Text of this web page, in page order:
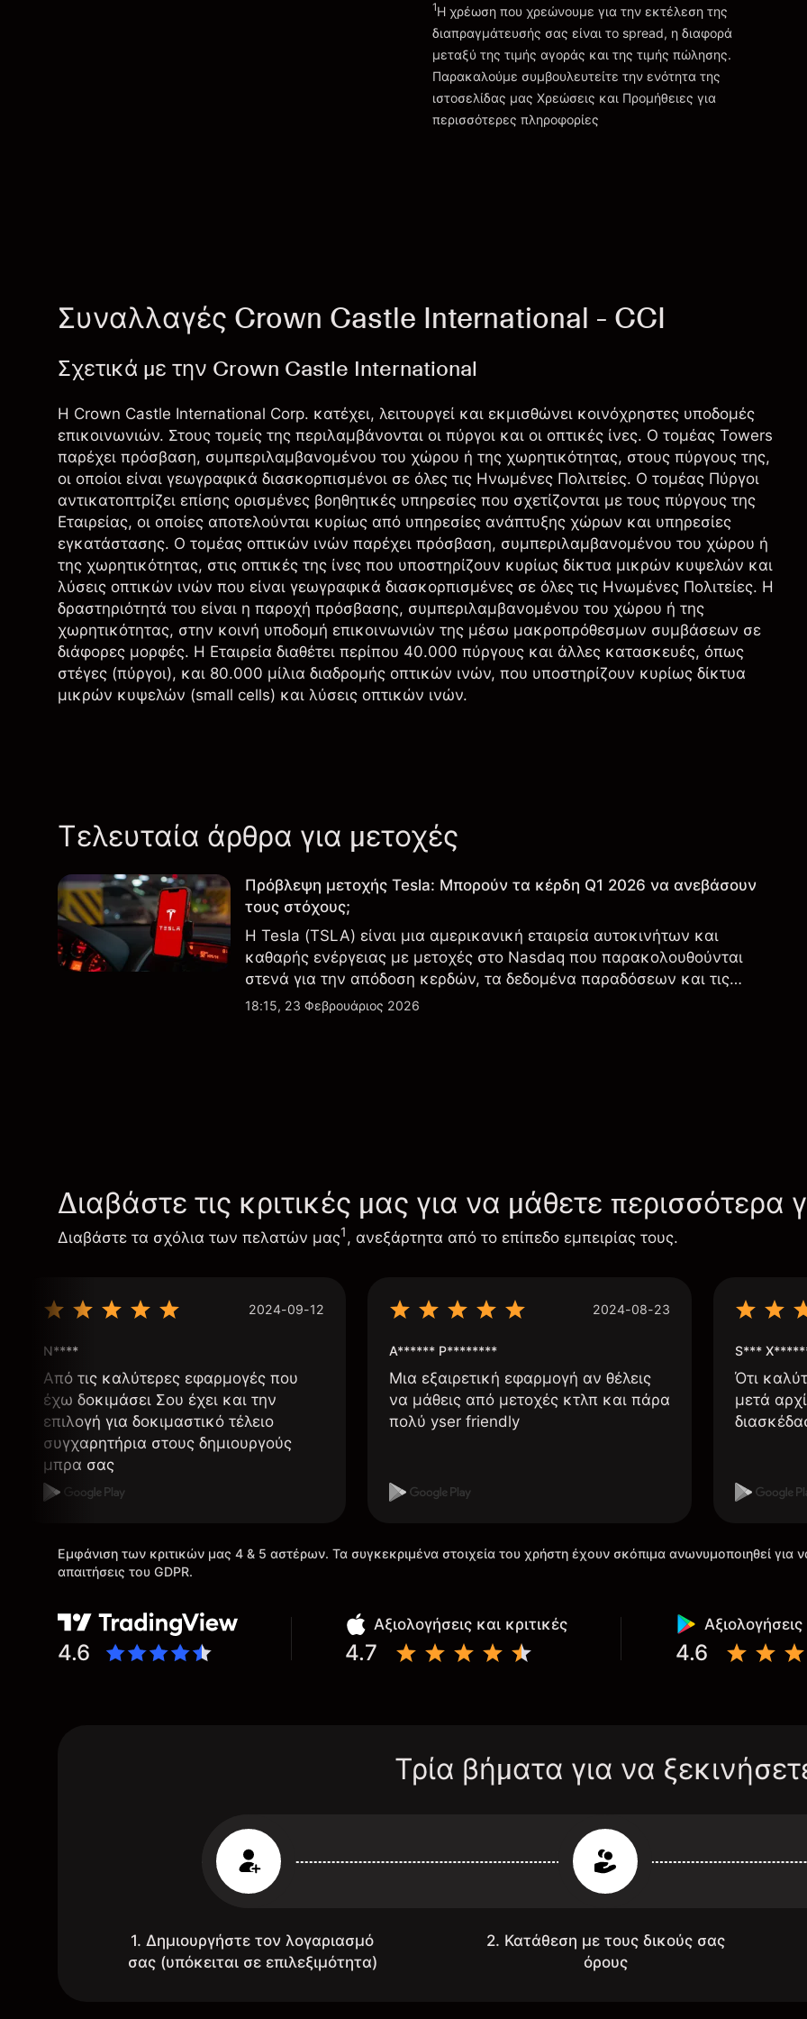
Χρεώσεις και Τέλη
1Η χρέωση που χρεώνουμε για την εκτέλεση της
διαπραγμάτευσής σας είναι το spread, η διαφορά
μεταξύ της τιμής αγοράς και της τιμής πώλησης.
Παρακαλούμε συμβουλευτείτε την ενότητα της
ιστοσελίδας μας Χρεώσεις και Προμήθειες για
περισσότερες πληροφορίες
Συναλλαγές Crown Castle International - CCI
Σχετικά με την Crown Castle International
Η Crown Castle International Corp. κατέχει, λειτουργεί και εκμισθώνει κοινόχρηστες υποδομές
επικοινωνιών. Στους τομείς της περιλαμβάνονται οι πύργοι και οι οπτικές ίνες. Ο τομέας Towers
παρέχει πρόσβαση, συμπεριλαμβανομένου του χώρου ή της χωρητικότητας, στους πύργους της,
οι οποίοι είναι γεωγραφικά διασκορπισμένοι σε όλες τις Ηνωμένες Πολιτείες. Ο τομέας Πύργοι
αντικατοπτρίζει επίσης ορισμένες βοηθητικές υπηρεσίες που σχετίζονται με τους πύργους της
Εταιρείας, οι οποίες αποτελούνται κυρίως από υπηρεσίες ανάπτυξης χώρων και υπηρεσίες
εγκατάστασης. Ο τομέας οπτικών ινών παρέχει πρόσβαση, συμπεριλαμβανομένου του χώρου ή
της χωρητικότητας, στις οπτικές της ίνες που υποστηρίζουν κυρίως δίκτυα μικρών κυψελών και
λύσεις οπτικών ινών που είναι γεωγραφικά διασκορπισμένες σε όλες τις Ηνωμένες Πολιτείες. Η
δραστηριότητά του είναι η παροχή πρόσβασης, συμπεριλαμβανομένου του χώρου ή της
χωρητικότητας, στην κοινή υποδομή επικοινωνιών της μέσω μακροπρόθεσμων συμβάσεων σε
διάφορες μορφές. Η Εταιρεία διαθέτει περίπου 40.000 πύργους και άλλες κατασκευές, όπως
στέγες (πύργοι), και 80.000 μίλια διαδρομής οπτικών ινών, που υποστηρίζουν κυρίως δίκτυα
μικρών κυψελών (small cells) και λύσεις οπτικών ινών.
Τελευταία άρθρα για μετοχές
Πρόβλεψη μετοχής Tesla: Μπορούν τα κέρδη Q1 2026 να ανεβάσουν
τους στόχους;
Η Tesla (TSLA) είναι μια αμερικανική εταιρεία αυτοκινήτων και
καθαρής ενέργειας με μετοχές στο Nasdaq που παρακολουθούνται
στενά για την απόδοση κερδών, τα δεδομένα παραδόσεων και τις
εξελίξεις στην τεχνολογία και την παραγωγή.
18:15, 23 Φεβρουάριος 2026
Διαβάστε τις κριτικές μας για να μάθετε περισσότερα
Διαβάστε τα σχόλια των πελατών μας1, ανεξάρτητα από το επίπεδο εμπειρίας τους.
2024-09-12
N****
Από τις καλύτερες εφαρμογές που
έχω δοκιμάσει Σου έχει και την
επιλογή για δοκιμαστικό τέλειο
συγχαρητήρια στους δημιουργούς
μπρα σας
2024-08-23
A****** P********
Μια εξαιρετική εφαρμογή αν θέλεις
να μάθεις από μετοχές κτλπ και πάρα
πολύ yser friendly
S***
Ότι
μετά
Εμφάνιση των κριτικών μας 4 & 5 αστέρων. Τα συγκεκριμένα στοιχεία του χρήστη έχουν σκόπιμα ανωνυμοποιηθεί για
απαιτήσεις του GDPR.
4.6
Αξιολογήσεις και κριτικές
4.7
Αξιολογήσεις
4.6
Τρία βήματα για να
1. Δημιουργήστε τον λογαριασμό
σας (υπόκειται σε επιλεξιμότητα)
2. Κατάθεση με τους δικούς σας
όρους